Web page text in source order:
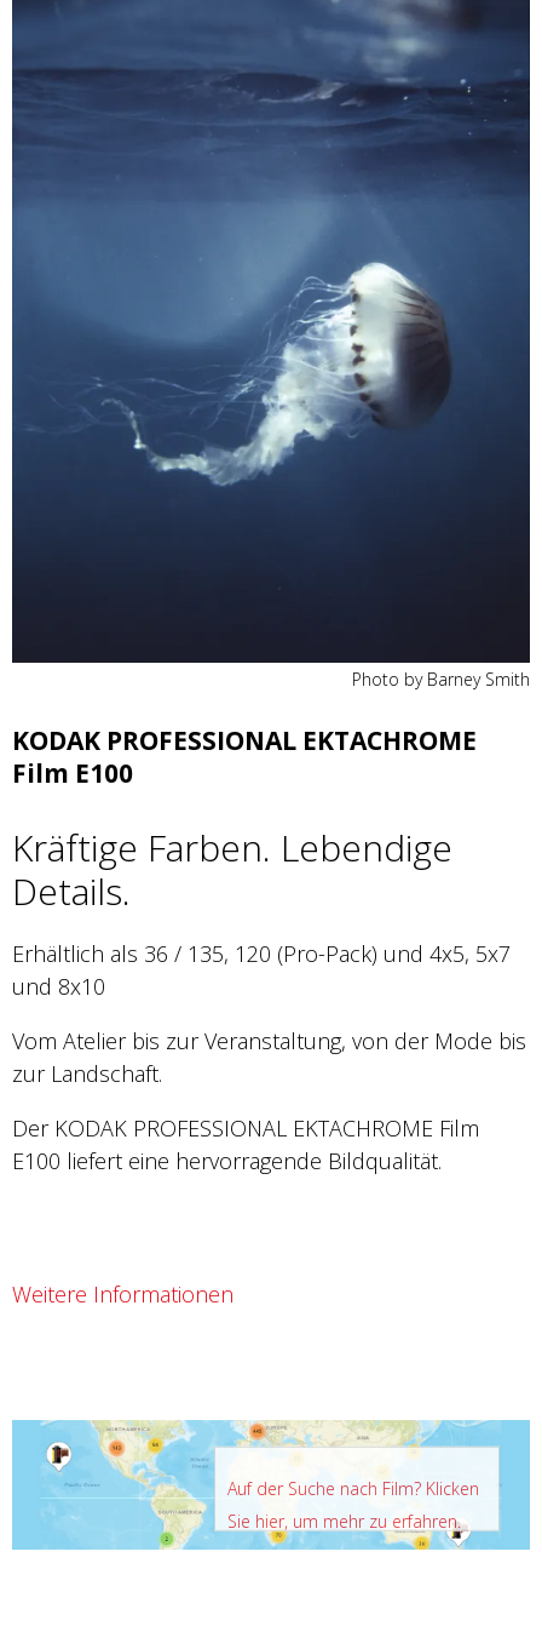
Photo by Barney Smith
KODAK PROFESSIONAL EKTACHROME
Film E100
Kräftige Farben. Lebendige
Details.
Erhältlich als 36 / 135, 120 (Pro-Pack) und 4x5, 5x7
und 8x10
Vom Atelier bis zur Veranstaltung, von der Mode bis
zur Landschaft.
Der KODAK PROFESSIONAL EKTACHROME Film
E100 liefert eine hervorragende Bildqualität.
Weitere Informationen
Auf der Suche nach Film? Klicken
Sie hier, um mehr zu erfahren.